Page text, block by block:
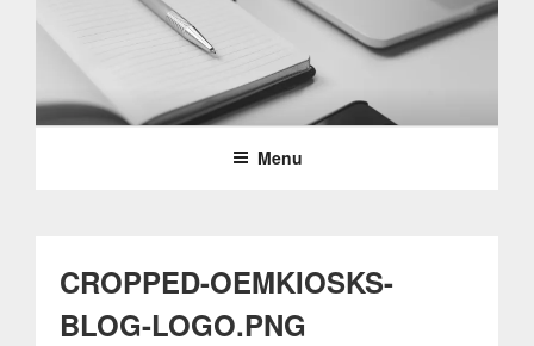
conteúdoPARTTEAM & OEMKIOSKS
BLOG
Menu
CROPPED-OEMKIOSKS-
BLOG-LOGO.PNG